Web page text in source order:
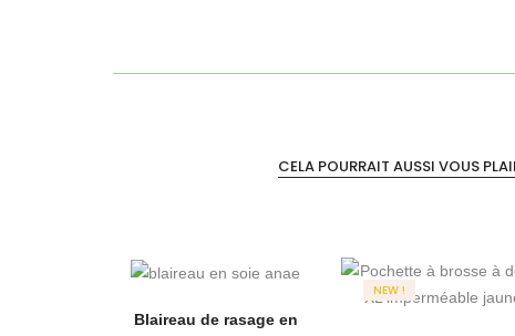
CELA POURRAIT AUSSI VOUS
Blaireau de rasage en
NEW !